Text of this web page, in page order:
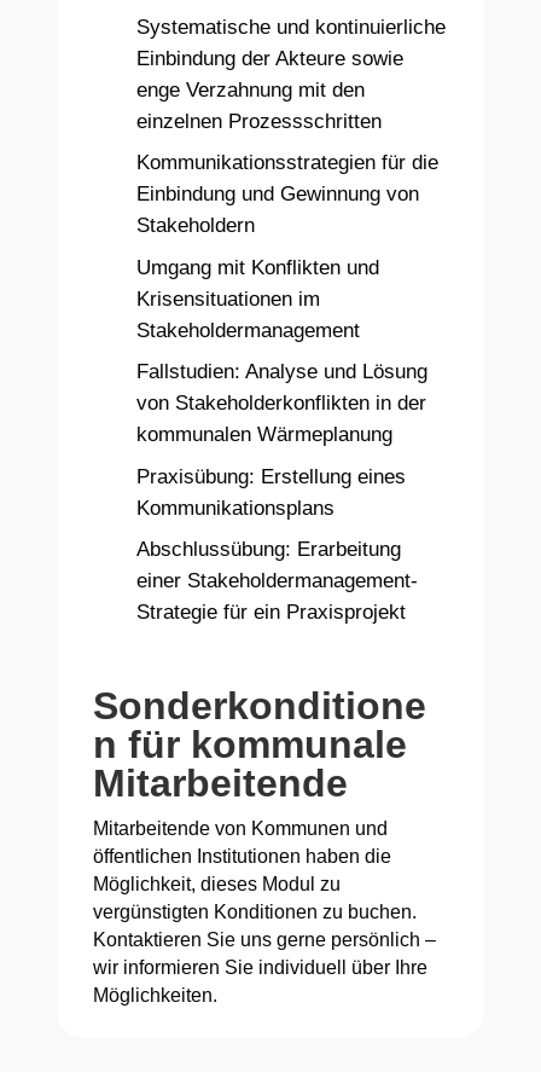
Systematische und kontinuierliche
Einbindung der Akteure sowie
enge Verzahnung mit den
einzelnen Prozessschritten
Kommunikationsstrategien für die
Einbindung und Gewinnung von
Stakeholdern
Umgang mit Konflikten und
Krisensituationen im
Stakeholdermanagement
Fallstudien: Analyse und Lösung
von Stakeholderkonflikten in der
kommunalen Wärmeplanung
Praxisübung: Erstellung eines
Kommunikationsplans
Abschlussübung: Erarbeitung
einer Stakeholdermanagement-
Strategie für ein Praxisprojekt
Sonderkonditione
n für kommunale
Mitarbeitende
Mitarbeitende von Kommunen und
öffentlichen Institutionen haben die
Möglichkeit, dieses Modul zu
vergünstigten Konditionen zu buchen.
Kontaktieren Sie uns gerne persönlich –
wir informieren Sie individuell über Ihre
Möglichkeiten.